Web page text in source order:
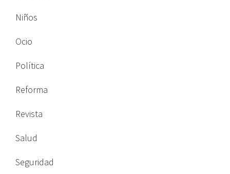
Niños
Ocio
Política
Reforma
Revista
Salud
Seguridad